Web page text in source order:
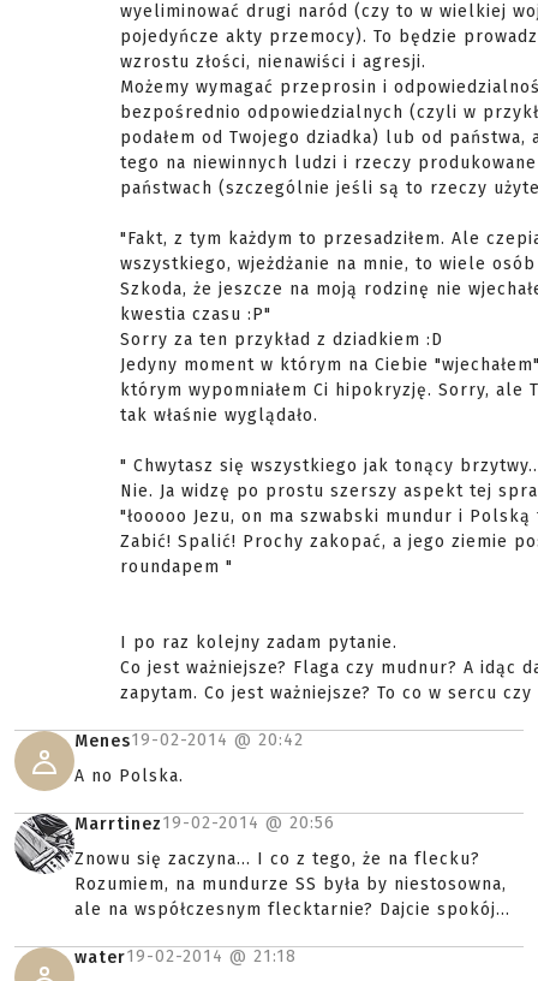
wyeliminować drugi naród (czy to w wielkiej
pojedyńcze akty przemocy). To będzie
wzrostu złości, nienawiści i agresji.
Możemy wymagać przeprosin i
bezpośrednio odpowiedzialnych (czyli w
podałem od Twojego dziadka) lub od
tego na niewinnych ludzi i rzeczy
państwach (szczególnie jeśli są to rzeczy
"Fakt, z tym każdym to przesadziłem. Ale
wszystkiego, wjeżdżanie na mnie, to wiele
Szkoda, że jeszcze na moją rodzinę nie
kwestia czasu :P"
Sorry za ten przykład z dziadkiem :D
Jedyny moment w którym na Ciebie
którym wypomniałem Ci hipokryzję. Sorry, ale
tak właśnie wyglądało.
" Chwytasz się wszystkiego jak tonący
Nie. Ja widzę po prostu szerszy aspekt tej
"łooooo Jezu, on ma szwabski mundur i
Zabić! Spalić! Prochy zakopać, a jego ziemie
roundapem "
I po raz kolejny zadam pytanie.
Co jest ważniejsze? Flaga czy mudnur? A idąc
zapytam. Co jest ważniejsze? To co w sercu
Menes19-02-2014 @ 20:42
A no Polska.
Marrtinez19-02-2014 @ 20:56
Znowu się zaczyna... I co z tego, że na flecku?
Rozumiem, na mundurze SS była by niestosowna,
ale na współczesnym flecktarnie? Dajcie spokój...
water19-02-2014 @ 21:18